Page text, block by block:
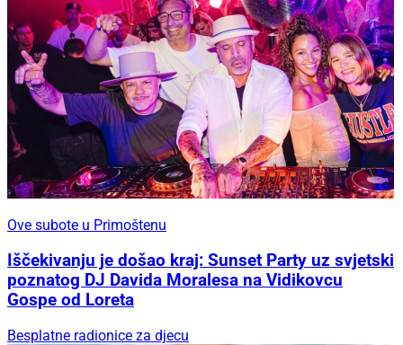
Ove subote u Primoštenu
Iščekivanju je došao kraj: Sunset Party uz svjetski
poznatog DJ Davida Moralesa na Vidikovcu
Gospe od Loreta
Besplatne radionice za djecu